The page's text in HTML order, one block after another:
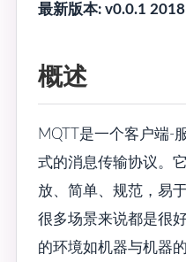
最新版本: v0.0.1
概述
MQTT是一个客户端-
式的消息传输协议。
放、简单、规范，易
很多场景来说都是很
的环境如机器与机器